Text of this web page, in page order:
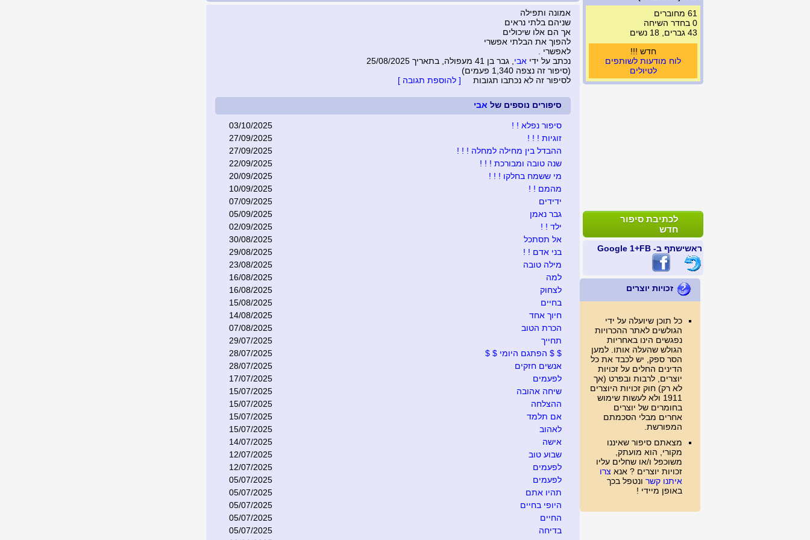
61 מחוברים
0 בחדר השיחה
43 גברים, 18 נשים
חדש !!!
לוח מודעות לשותפים
לטיולים
לכתיבת סיפור
חדש
ראשישתף ב- FB +1 Google
זכויות יוצרים
כל תוכן שיועלה על ידי
הגולשים לאתר ההכרויות
נפגשים הינו באחריות
הגולש שהעלה אותו. למען
הסר ספק, יש לכבד את כל
הדינים החלים על זכויות
יוצרים, לרבות ובפרט (אך
לא רק) חוק זכויות היוצרים
1911 ולא לעשות שימוש
בחומרים של יוצרים
אחרים מבלי הסכמתם
המפורשת.
מצאתם סיפור שאיננו
מקורי, הוא מועתק,
משוכפל ו/או שחלים עליו
זכויות יוצרים ? אנא צרו
איתנו קשר ונטפל בכך
באופן מיידי !
אמונה ותפילה
שניהם בלתי נראים
אך הם אלו שיכולים
להפוך את הבלתי אפשרי
לאפשרי .
נכתב על ידי אבי , גבר בן 41 מעפולה, בתאריך 25/08/2025
(סיפור זה נצפה 1,340 פעמים)
לסיפור זה לא נכתבו תגובות [ להוספת תגובה ]
סיפורים נוספים של אבי
סיפור נפלא ! !
03/10/2025
זוגיות ! ! !
27/09/2025
ההבדל בין מחילה למחלה ! ! !
27/09/2025
שנה טובה ומבורכת ! ! !
22/09/2025
מי ששמח בחלקו ! ! !
20/09/2025
מהמם ! !
10/09/2025
ידידים
07/09/2025
גבר נאמן
05/09/2025
ילד ! !
02/09/2025
אל תסתכל
30/08/2025
בני אדם ! !
29/08/2025
מילה טובה
23/08/2025
למה
16/08/2025
לצחוק
16/08/2025
בחיים
15/08/2025
חיוך אחד
14/08/2025
הכרת הטוב
07/08/2025
תחייך
29/07/2025
$ $ הפתגם היומי $ $
28/07/2025
אנשים חזקים
28/07/2025
לפעמים
17/07/2025
שיחה אהובה
15/07/2025
ההצלחה
15/07/2025
אם תלמד
15/07/2025
לאהוב
15/07/2025
אישה
14/07/2025
שבוע טוב
12/07/2025
לפעמים
12/07/2025
לפעמים
05/07/2025
תהיו אתם
05/07/2025
היופי בחיים
05/07/2025
החיים
05/07/2025
בדיחה
05/07/2025